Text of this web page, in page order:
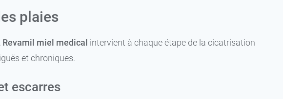
plaies
Revamil miel medical intervient à chaque étape de la cicatrisation
et chroniques.
escarres